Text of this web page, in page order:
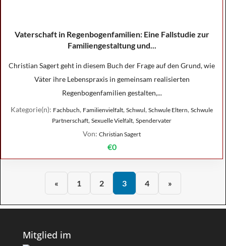
Vaterschaft in Regenbogenfamilien: Eine Fallstudie zur
Familiengestaltung und...
Christian Sagert geht in diesem Buch der Frage auf den Grund, wie
Väter ihre Lebenspraxis in gemeinsam realisierten
Regenbogenfamilien gestalten,...
Kategorie(n): Fachbuch, Familienvielfalt, Schwul, Schwule Eltern, Schwule
Partnerschaft, Sexuelle Vielfalt, Spendervater
Von: Christian Sagert
€0
« 1 2 3 4 »
Mitglied im